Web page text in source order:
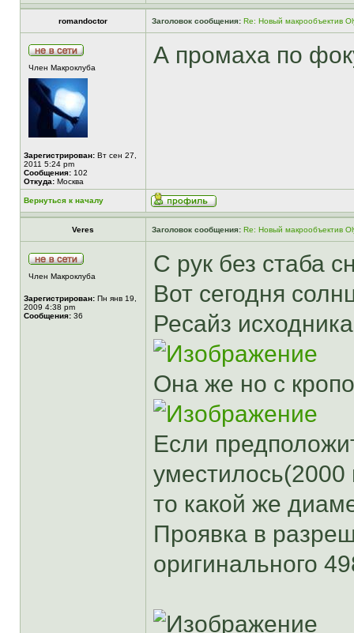
romandoctor Заголовок сообщения: Re: Новый макрообъектив
Член Макроклуба
Зарегистрирован: Вт сен 27,
2011 5:24 pm
Сообщения: 102
Откуда: Москва
А промаха по
Вернуться к началу
Veres Заголовок сообщения: Re: Новый макрообъектив
Член Макроклуба
Зарегистрирован: Пн янв 19,
2009 4:38 pm
Сообщения: 36
С рук без стаба
Вот сегодня
Ресайз исходника
Она же но с
Если
уместилось(2000
то какой же
Проявка в
оригинального